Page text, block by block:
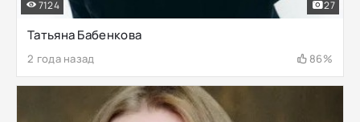
Татьяна Бабенкова
2 года назад 86%
7124 27